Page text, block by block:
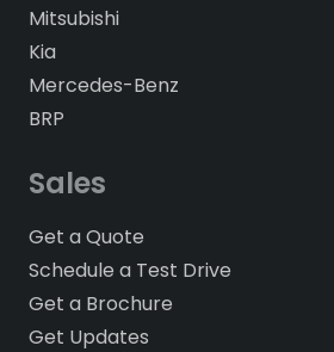
Mitsubishi
Kia
Mercedes-Benz
BRP
Sales
Get a Quote
Schedule a Test Drive
Get a Brochure
Get Updates